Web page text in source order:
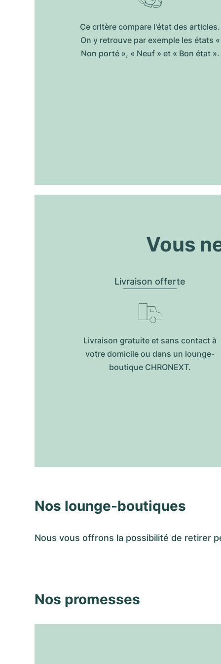
Ce critère compare l'état des articles.
On y retrouve par exemple les états «
Non porté », « Neuf » et « Bon état ».
Vous
Livraison offerte
Livraison gratuite et sans contact à
votre domicile ou dans un lounge-
boutique CHRONEXT.
Nos lounge-boutiques
Nous vous offrons la possibilité de retirer
Nos promesses